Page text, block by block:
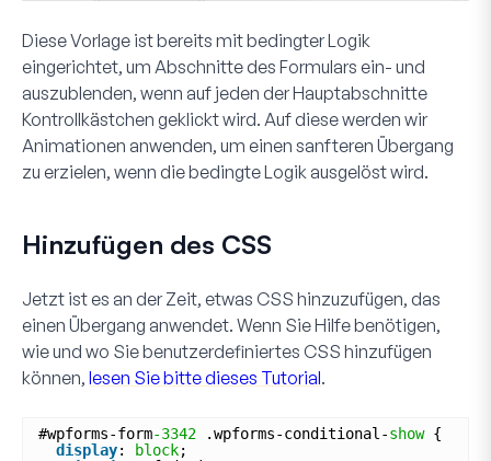
Diese Vorlage ist bereits mit bedingter Logik
eingerichtet, um Abschnitte des Formulars ein- und
auszublenden, wenn auf jeden der Hauptabschnitte
Kontrollkästchen geklickt wird. Auf diese werden wir
Animationen anwenden, um einen sanfteren Übergang
zu erzielen, wenn die bedingte Logik ausgelöst wird.
Hinzufügen des CSS
Jetzt ist es an der Zeit, etwas CSS hinzuzufügen, das
einen Übergang anwendet. Wenn Sie Hilfe benötigen,
wie und wo Sie benutzerdefiniertes CSS hinzufügen
können, lesen Sie bitte dieses Tutorial.
#wpforms-form-3342 .wpforms-conditional-show {
display: block;